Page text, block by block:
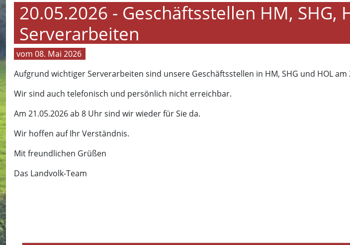
20.05.2026 - Geschäftsstellen HM,
Serverarbeiten
08. Mai 2026
Aufgrund wichtiger Serverarbeiten sind unsere Geschäftsstellen in HM, SHG und HOL am
Wir sind auch telefonisch und persönlich nicht erreichbar.
Am 21.05.2026 ab 8 Uhr sind wir wieder für Sie da.
Wir hoffen auf Ihr Verständnis.
Mit freundlichen Grüßen
Das Landvolk-Team